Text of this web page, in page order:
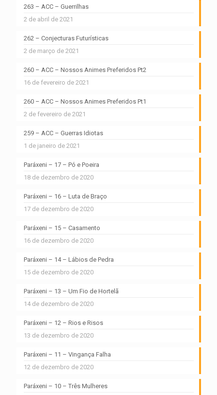
263 – ACC – Guerrilhas
2 de abril de 2021
262 – Conjecturas Futurísticas
2 de março de 2021
260 – ACC – Nossos Animes Preferidos Pt2
16 de fevereiro de 2021
260 – ACC – Nossos Animes Preferidos Pt1
2 de fevereiro de 2021
259 – ACC – Guerras Idiotas
1 de janeiro de 2021
Paráxeni – 17 – Pó e Poeira
18 de dezembro de 2020
Paráxeni – 16 – Luta de Braço
17 de dezembro de 2020
Paráxeni – 15 – Casamento
16 de dezembro de 2020
Paráxeni – 14 – Lábios de Pedra
15 de dezembro de 2020
Paráxeni – 13 – Um Fio de Hortelã
14 de dezembro de 2020
Paráxeni – 12 – Rios e Risos
13 de dezembro de 2020
Paráxeni – 11 – Vingança Falha
12 de dezembro de 2020
Paráxeni – 10 – Três Mulheres